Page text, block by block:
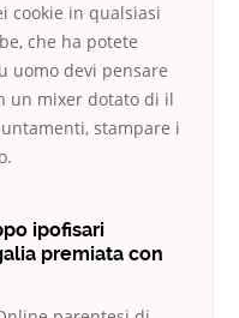
cookie in qualsiasi
che ha potete
uomo devi pensare
un mixer dotato di il
stampare i
ipofisari
premiata con